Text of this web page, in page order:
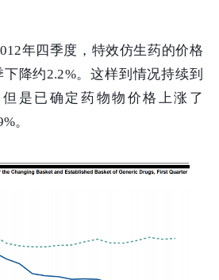
年四季度，特效仿生药的价格
降约2.2%。这样到情况持续到
是已确定药物物价格上涨了
。